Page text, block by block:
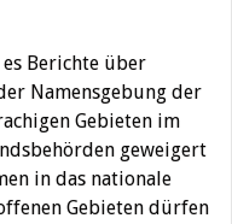
Berichte über
Namensgebung der
Gebieten im
geweigert
in das nationale
Gebieten dürfen